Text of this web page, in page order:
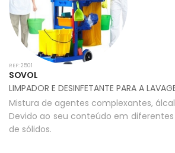
REF: 2501
SOVOL
LIMPADOR E DESINFETANTE PARA A
Mistura de agentes complexantes,
Devido ao seu conteúdo em
de sólidos.